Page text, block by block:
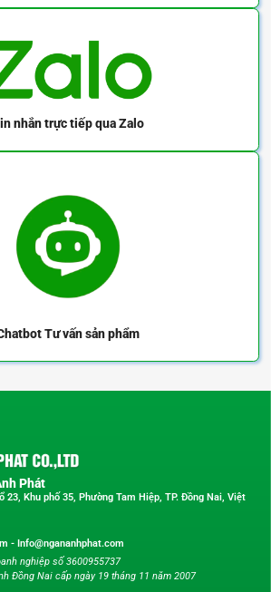
nhắn trực tiếpqua Zalo
Tư vấn sản phẩm
Phát
23, Khu phố 35, Phường Tam Hiệp, TP. Đồng Nai, Việt
- Info@ngananhphat.com
nghiệp số 3600955737
Đồng Nai cấp ngày 19 tháng 11 năm 2007